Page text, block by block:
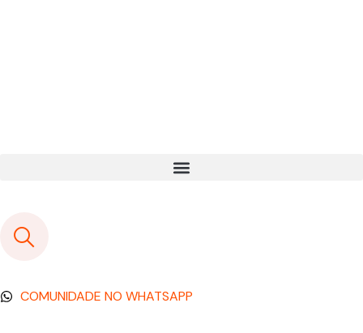
COMUNIDADE NO WHATSAPP